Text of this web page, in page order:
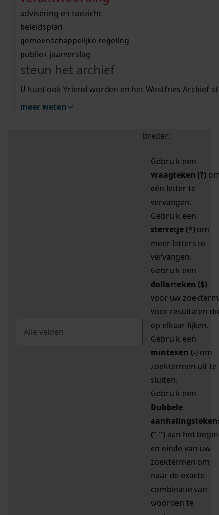
bouwvergunningen
omgevingsvergunningen
vergunningen
beeld en geluid
uitleg nodig?
Wij helpen u op weg met een aantal zoektips.
bekijk alle zoektips
Wij helpen u op weg met een aantal zoektips.
bekijk alle zoektips
bekijk ons geschiedenislokaal
advisering en toezicht
beleidsplan
gemeenschappelijke regeling
publiek jaarverslag
steun het archief
U kunt ook Vriend worden en het Westfries Archief
meer weten
zoektips
Mijn Studiezaal (inloggen)
uw zoekopdracht te
breder:
Gebruik een
vraagteken (?)
één letter te
vervangen.
Gebruik een
sterretje (*) om
meer letters te
vervangen.
Gebruik een
dollarteken ($)
voor uw zoekterm
voor resultaten
op elkaar lijken.
Gebruik een
minteken (-) om
zoektermen uit te
sluiten.
Gebruik een
Dubbele
(" ") aan het begin
en einde van uw
zoektermen om
naar de exacte
combinatie van
woorden te